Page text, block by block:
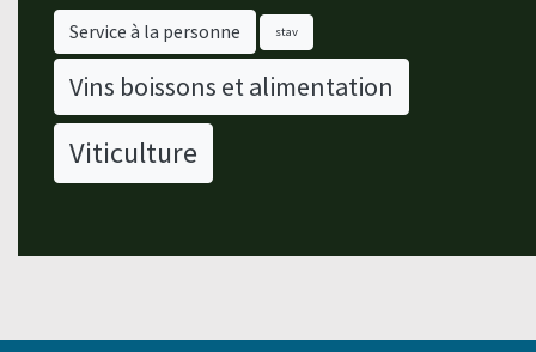
Service à la personne stav
Vins boissons et alimentation
Viticulture